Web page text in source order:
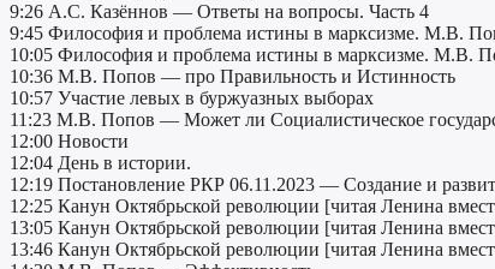
9:26 А.С. Казённов — Ответы на вопросы. Часть 4
9:45 Философия и проблема истины в марксизме. М.В.
10:05 Философия и проблема истины в марксизме. М.В.
10:36 М.В. Попов — про Правильность и Истинность
10:57 Участие левых в буржуазных выборах
11:23 М.В. Попов — Может ли Социалистическое
12:00 Новости
12:04 День в истории.
12:19 Постановление РКР 06.11.2023 — Создание и
12:25 Канун Октябрьской революции [читая Ленина
13:05 Канун Октябрьской революции [читая Ленина
13:46 Канун Октябрьской революции [читая Ленина